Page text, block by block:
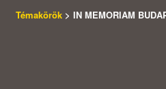
Témakörök > IN MEMORIAM